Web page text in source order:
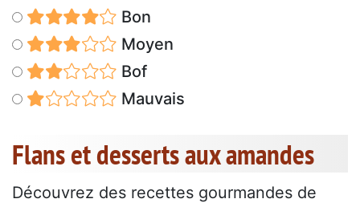
Bon
Moyen
Bof
Mauvais
Flans et desserts aux amandes
Découvrez des recettes gourmandes de